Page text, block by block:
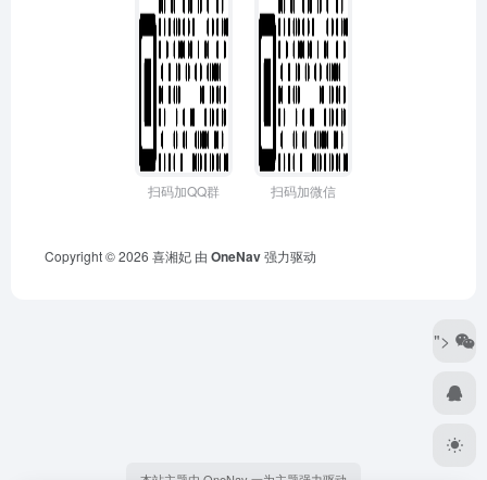
扫码加QQ群 扫码加微信
Copyright © 2026 喜湘妃 由 OneNav强力驱动
">